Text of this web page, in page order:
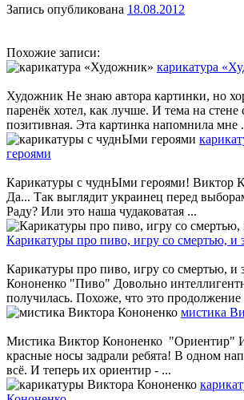
Запись опубликована 18.08.2012
Похожие записи:
карикатура
Художник Не знаю автора картинки, но
паренёк хотел, как лучше. И тема на стене
позитивная. Эта картинка напомнила мне
героями
Карикатуры с чуднЫми героями! Виктор
Да... Так выглядит украинец перед
Раду? Или это наша чудаковатая ...
Карикатуры про пиво, игру со смертью, и
Карикатуры про пиво, игру со смертью, и
Кононенко "Пиво" Довольно
получилась. Похоже, что это продолжение
мистика
Мистика Виктор Кононенко "Ориентир"
красные носы задрали ребята! В одном
всё. И теперь их ориентир - ...